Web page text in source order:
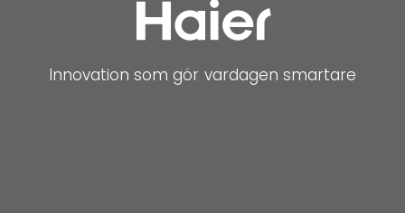
Innovation som gör vardagen smartare